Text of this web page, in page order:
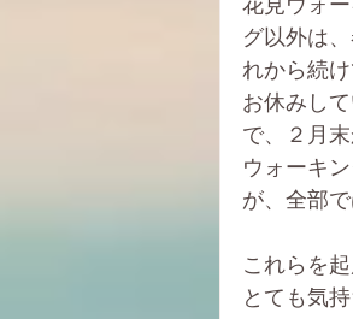
グ以外は
れから続
お休みし
で、２月
ウォーキ
が、全部
これらを
とても気